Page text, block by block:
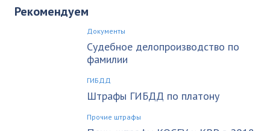
Рекомендуем
Документы
Судебное делопроизводство по
фамилии
ГИБДД
Штрафы ГИБДД по платону
Прочие штрафы